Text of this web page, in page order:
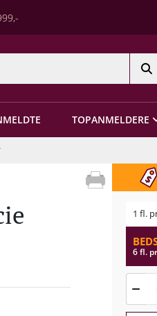
TOPANMELDERE
1 fl.
6 fl.